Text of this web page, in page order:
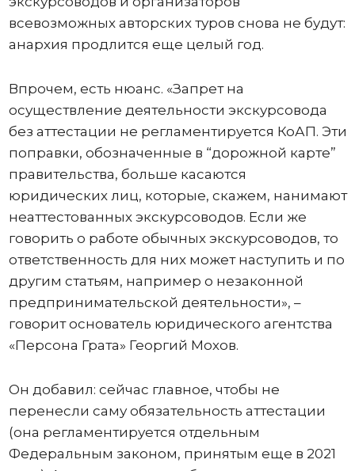
всевозможных авторских туров снова не будут:
анархия продлится еще целый год.
Впрочем, есть нюанс. «Запрет на
осуществление деятельности экскурсовода
без аттестации не регламентируется КоАП. Эти
поправки, обозначенные в “дорожной карте”
правительства, больше касаются
юридических лиц, которые, скажем, нанимают
неаттестованных экскурсоводов. Если же
говорить о работе обычных экскурсоводов, то
ответственность для них может наступить и по
другим статьям, например о незаконной
предпринимательской деятельности», –
говорит основатель юридического агентства
«Персона Грата» Георгий Мохов.
Он добавил: сейчас главное, чтобы не
перенесли саму обязательность аттестации
(она регламентируется отдельным
Федеральным законом, принятым еще в 2021